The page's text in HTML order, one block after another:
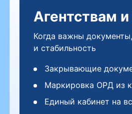
Агентствам
Когда важны
и стабильность
Закрывающие
Маркировка ОРД из
Единый кабинет на